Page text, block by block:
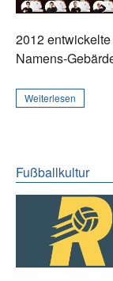
2012
Namens-
Weiterlesen
Fußballkultur